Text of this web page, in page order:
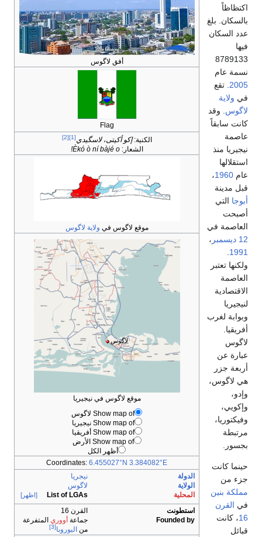
أفق لاگوس
Flag
الكنية:إكو أكيتى،لاسگيدي[1]
[2]
الشعار:Èkó ò ní bàjé o!
موقع لاگوس في ولاية لاگوس
لاگوس
موقع لاگوس في نيجيريا
Show map of لاگوس
Show map of نيجيريا
Show map of أفريقيا
Show map of الأرض
أظهر الكل
Coordinates: 6.455027°N 3.384082°E
الدولة
نيجريا
الولاية
لاگوس
المحلية
List of LGAs [اظهر]
استطونت
القرن 16
Founded by
جماعة أووري المتفرعة
من اليوروبا[3]
اكتظاظاً
بالسكان. بلغ
عدد السكان
فيها
8789133
نسمة عام
2005 . تقع
في ولاية
لاگوس . وقد
كانت سابقاً
عاصمة
نيجيريا منذ
استقلالها
عام 1960،
قبل مدينة
أبوجا التي
أصبحت
العاصمة في
12 ديسمبر
،
1991
ولكنها تعتبر
العاصمة
الاقتصادية
لنيجيريا
وبوابة لغرب
أفريقيا.
لاگوس
عبارة عن
أربعة جزر
هي لاگوس،
وإدو،
وإكويي،
وفيكتوريا،
مرتبطة
بجسور.
حينما كانت
جزء من
مملكة بنين
في القرن
16، كانت
قبائل